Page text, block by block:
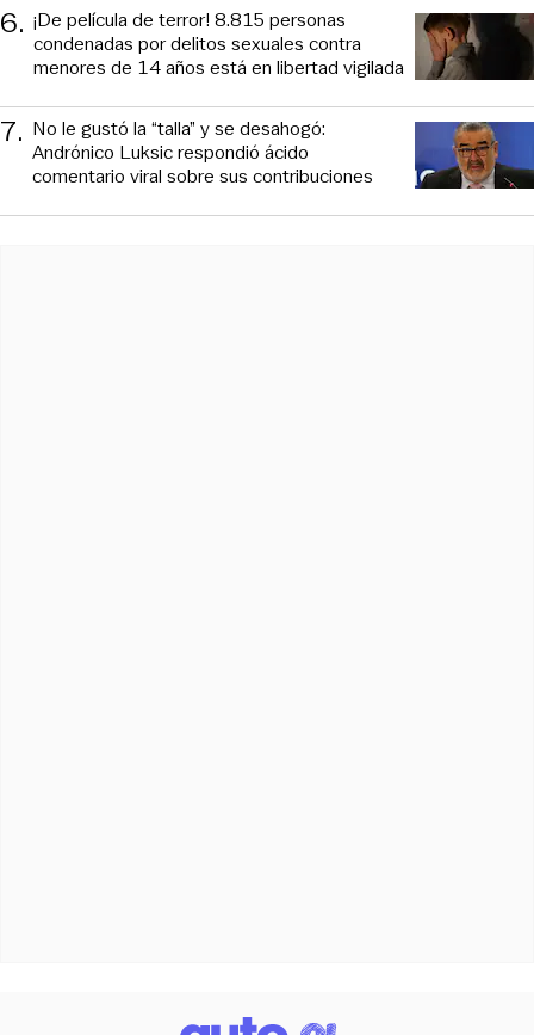
6. ¡De película de terror! 8.815 personas
condenadas por delitos sexuales contra
menores de 14 años está en libertad vigilada
7. No le gustó la “talla” y se desahogó:
Andrónico Luksic respondió ácido
comentario viral sobre sus contribuciones